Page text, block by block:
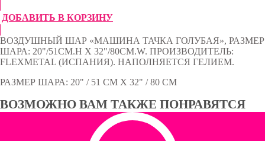
ДОБАВИТЬ В КОРЗИНУ
ВОЗДУШНЫЙ ШАР «МАШИНА ТАЧКА ГОЛУБАЯ», РАЗМЕР
ШАРА: 20"/51CM.H X 32"/80CM.W. ПРОИЗВОДИТЕЛЬ:
FLEXMETAL (ИСПАНИЯ). НАПОЛНЯЕТСЯ ГЕЛИЕМ.
РАЗМЕР ШАРА: 20" / 51 СМ Х 32" / 80 СМ
ВОЗМОЖНО ВАМ ТАКЖЕ ПОНРАВЯТСЯ